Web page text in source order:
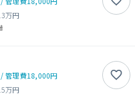
万円
/管理費18,000円
万円